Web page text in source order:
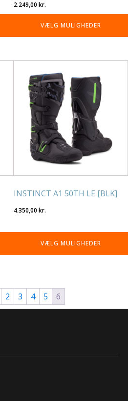
2.249,00kr.
VÆLG MULIGHEDER
INSTINCT A1 50TH LE [BLK]
4.350,00kr.
VÆLG MULIGHEDER
vare
flere
varianter.
Mulighederne
vælges
varesiden
2 3 4 5 6